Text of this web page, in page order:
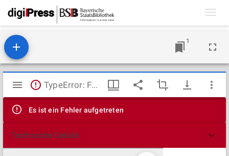
1
Mirador
Viewer
TypeError: Failed to fetch
Es ist ein Fehler aufgetreten
Technische Details